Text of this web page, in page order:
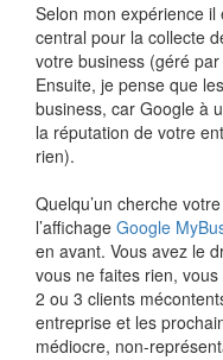
Selon mon expérience il
central pour la collecte
votre business (géré
Ensuite, je pense que
business, car Google à
la réputation de votre
rien).
Quelqu’un cherche
l’affichage Google
en avant. Vous avez le
vous ne faites rien,
2 ou 3 clients
entreprise et les
médiocre, non-